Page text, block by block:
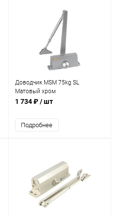
Доводчик MSM 75kg SL
Матовый хром
1 734 ₽/ шт
Подробнее